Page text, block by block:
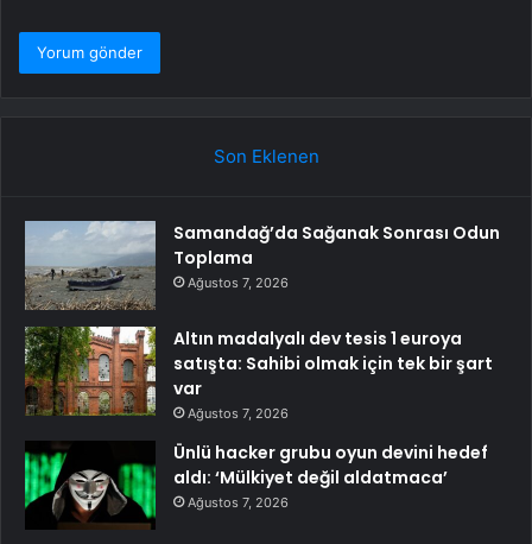
Son Eklenen
Samandağ’da Sağanak Sonrası Odun
Toplama
Ağustos 7, 2026
Altın madalyalı dev tesis 1 euroya
satışta: Sahibi olmak için tek bir şart
var
Ağustos 7, 2026
Ünlü hacker grubu oyun devini hedef
aldı: ‘Mülkiyet değil aldatmaca’
Ağustos 7, 2026